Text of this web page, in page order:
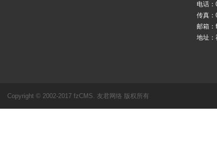
电话：
传真：
邮箱
地址
Copyright © 2002-2017 fzCMS. 友君网络 版权所有